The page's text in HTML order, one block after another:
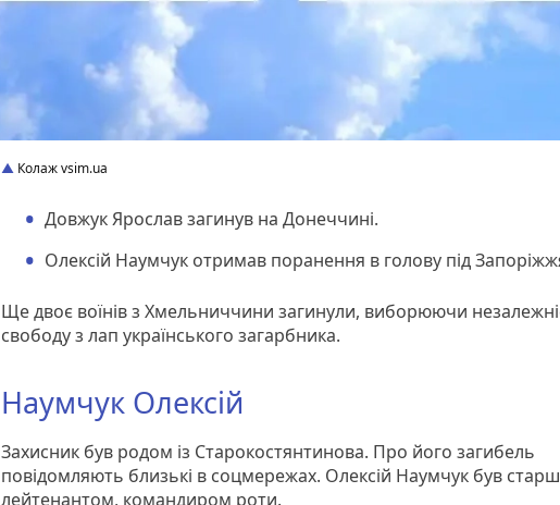
Колаж vsim.ua
Довжук Ярослав загинув на Донеччині.
Олексій Наумчук отримав поранення в голову під
Ще двоє воїнів з Хмельниччини загинули, виборюючи
свободу з лап українського загарбника.
Наумчук Олексій
Захисник був родом із Старокостянтинова. Про його загибель
повідомляють близькі в соцмережах. Олексій Наумчук був
лейтенантом, командиром роти.